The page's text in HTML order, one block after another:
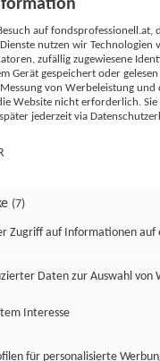
Kennungen (z. B. login-
mit anderen
usw.) auf
werden, um es
App oder einer Webseite
der hier aufgeführten
auf
nutzen wir Technologien
zufällig zugewiesene
Gerät gespeichert oder
von Werbeleistung
Website nicht erforderlich.
jederzeit via
(7)
Zugriff auf Informationen auf
Daten zur Auswahl von
Interesse
für personalisierte